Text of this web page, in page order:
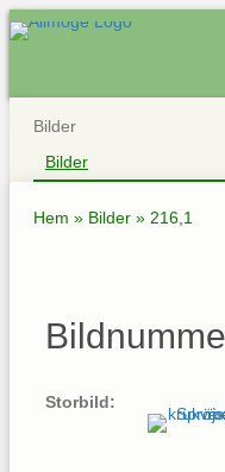
Bilder
Bilder
Hem » Bilder » 216,1
Storbild: